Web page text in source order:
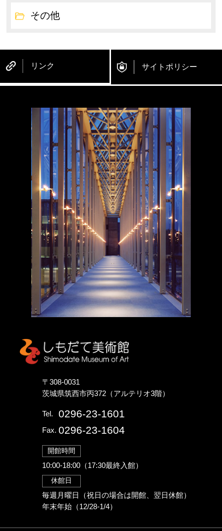
その他
リンク サイトポリシー
しもだて美術館
〒308-0031
茨城県筑西市丙372（アルテリオ3階）
Tel. 0296-23-1601
Fax. 0296-23-1604
開館時間
10:00-18:00（17:30最終入館）
休館日
毎週月曜日（祝日の場合は開館、翌日休館）
年末年始（12/28-1/4）